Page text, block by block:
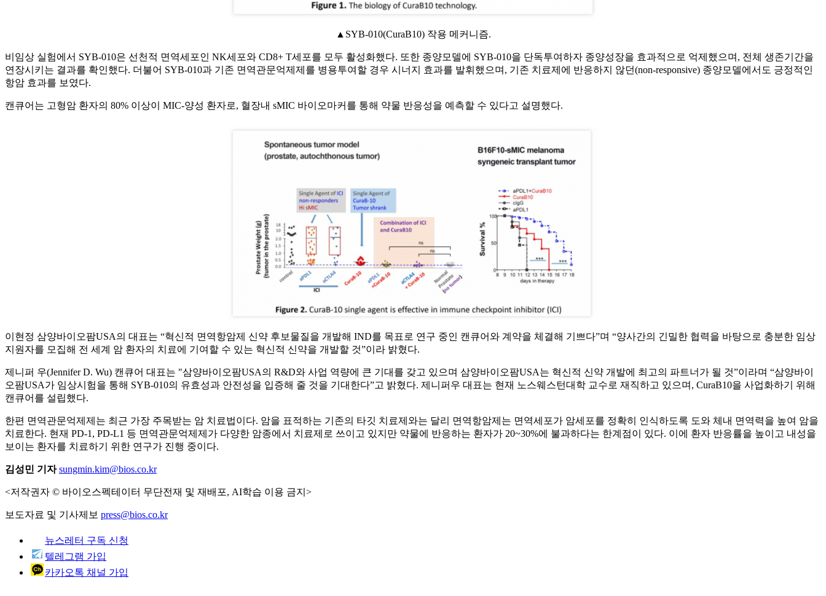
▲SYB-010(CuraB10) 작용 메커니즘.
비임상 실험에서 SYB-010은 선천적 면역세포인 NK세포와 CD8+ T세포를 모두 활성화했다. 또한 종양모델에 SYB-010을 단독투여하자 종양성장을 효과적으로 억제했으며, 전체 생존기간을
연장시키는 결과를 확인했다. 더불어 SYB-010과 기존 면역관문억제제를 병용투여할 경우 시너지 효과를 발휘했으며, 기존 치료제에 반응하지 않던(non-responsive) 종양모델에서도 긍정적인
항암 효과를 보였다.
캔큐어는 고형암 환자의 80% 이상이 MIC-양성 환자로, 혈장내 sMIC 바이오마커를 통해 약물 반응성을 예측할 수 있다고 설명했다.
이현정 삼양바이오팜USA의 대표는 “혁신적 면역항암제 신약 후보물질을 개발해 IND를 목표로 연구 중인 캔큐어와 계약을 체결해 기쁘다”며 “양사간의 긴밀한 협력을 바탕으로 충분한 임상
지원자를 모집해 전 세계 암 환자의 치료에 기여할 수 있는 혁신적 신약을 개발할 것”이라 밝혔다.
제니퍼 우(Jennifer D. Wu) 캔큐어 대표는 "삼양바이오팜USA의 R&D와 사업 역량에 큰 기대를 갖고 있으며 삼양바이오팜USA는 혁신적 신약 개발에 최고의 파트너가 될 것”이라며 “삼양바이
오팜USA가 임상시험을 통해 SYB-010의 유효성과 안전성을 입증해 줄 것을 기대한다”고 밝혔다. 제니퍼우 대표는 현재 노스웨스턴대학 교수로 재직하고 있으며, CuraB10을 사업화하기 위해
캔큐어를 설립했다.
한편 면역관문억제제는 최근 가장 주목받는 암 치료법이다. 암을 표적하는 기존의 타깃 치료제와는 달리 면역항암제는 면역세포가 암세포를 정확히 인식하도록 도와 체내 면역력을 높여 암을
치료한다. 현재 PD-1, PD-L1 등 면역관문억제제가 다양한 암종에서 치료제로 쓰이고 있지만 약물에 반응하는 환자가 20~30%에 불과하다는 한계점이 있다. 이에 환자 반응률을 높이고 내성을
보이는 환자를 치료하기 위한 연구가 진행 중이다.
김성민 기자 sungmin.kim@bios.co.kr
<저작권자 © 바이오스펙테이터 무단전재 및 재배포, AI학습 이용 금지>
보도자료 및 기사제보 press@bios.co.kr
뉴스레터 구독 신청
텔레그램 가입
카카오톡 채널 가입